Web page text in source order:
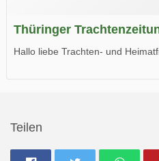
Thüringer
Hallo liebe Trachten- und
Teilen